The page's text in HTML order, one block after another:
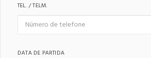
TEL. / TELM.
DATA DE PARTIDA